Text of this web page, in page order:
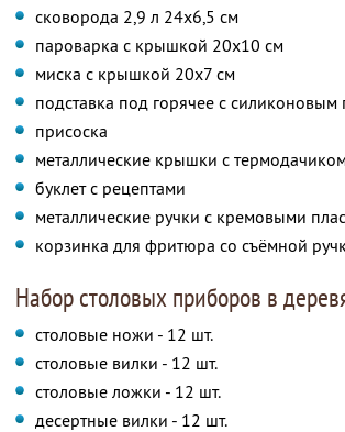
сковорода 2,9 л 24x6,5 см
пароварка с крышкой 20x10 см
миска с крышкой 20x7 см
подставка под горячее с
присоска
металлические крышки с
буклет с рецептами
металлические ручки с кремовыми
корзинка для фритюра со съёмной
Набор столовых приборов в
столовые ножи - 12 шт.
столовые вилки - 12 шт.
столовые ложки - 12 шт.
десертные вилки - 12 шт.